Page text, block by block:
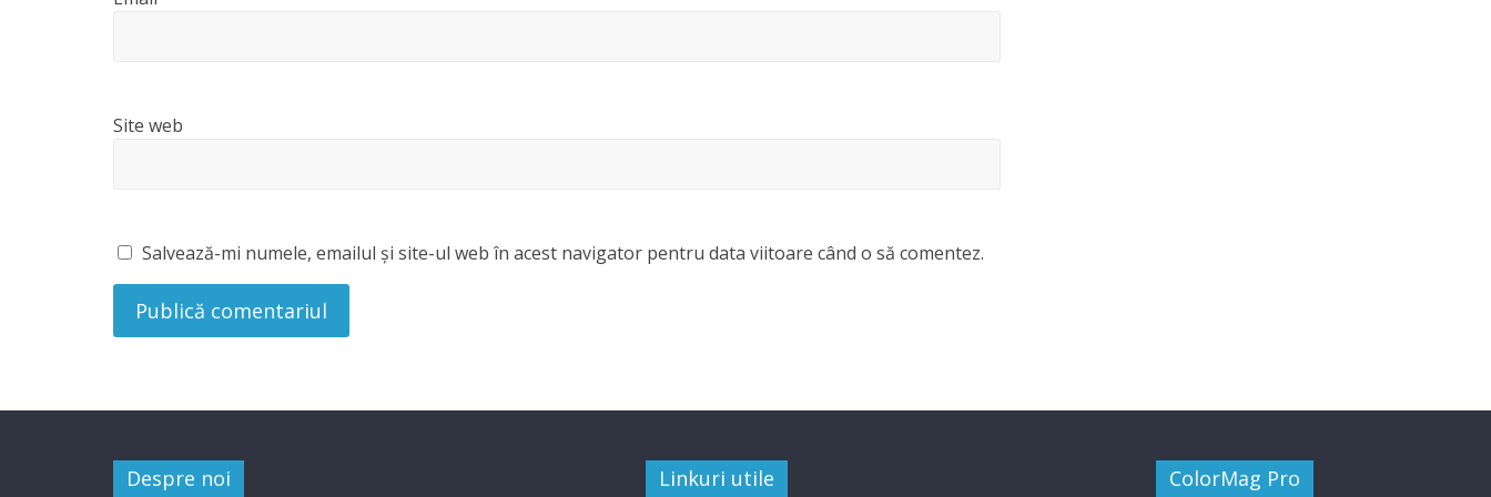
Site web
Salvează-mi numele, emailul și site-ul web în acest navigator pentru data viitoare când o să comentez.
Despre noi Linkuri utile ColorMag Pro